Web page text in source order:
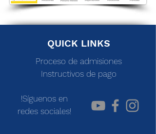
QUICK LINKS
Proceso de admisiones
Instructivos de pago
!Síguenosen
redes sociales!